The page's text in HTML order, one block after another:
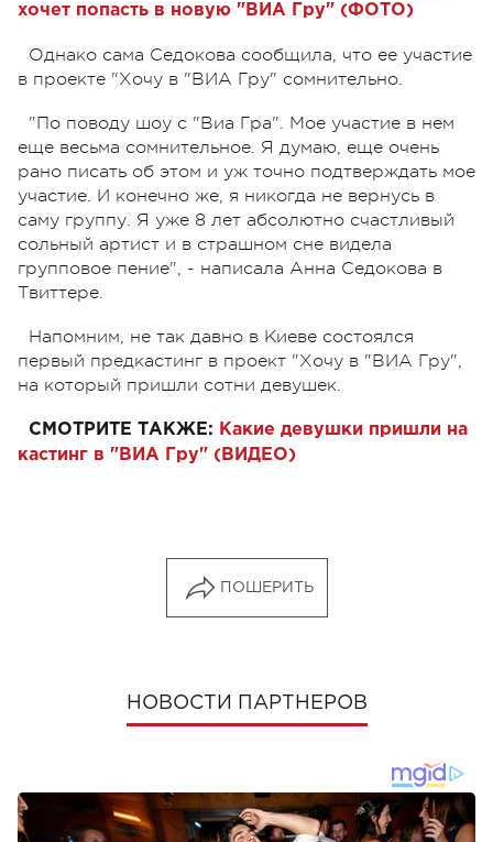
хочет попасть в новую "ВИА Гру" (ФОТО)
Однако сама Седокова сообщила, что ее участие
в проекте "Хочу в "ВИА Гру" сомнительно.
"По поводу шоу с "Виа Гра". Мое участие в нем
еще весьма сомнительное. Я думаю, еще очень
рано писать об этом и уж точно подтверждать мое
участие. И конечно же, я никогда не вернусь в
саму группу. Я уже 8 лет абсолютно счастливый
сольный артист и в страшном сне видела
групповое пение", - написала Анна Седокова в
Твиттере.
Напомним, не так давно в Киеве состоялся
первый предкастинг в проект "Хочу в "ВИА Гру",
на который пришли сотни девушек.
СМОТРИТЕ ТАКЖЕ: Какие девушки пришли на
кастинг в "ВИА Гру" (ВИДЕО)
ПОШЕРИТЬ
НОВОСТИ ПАРТНЕРОВ